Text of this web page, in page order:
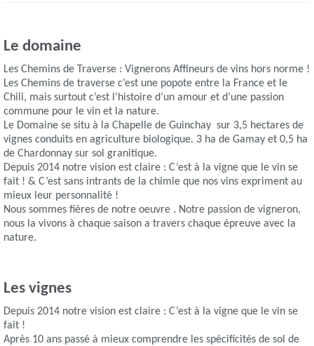
Le domaine
Les Chemins de Traverse : Vignerons Affineurs de vins hors norme !
Les Chemins de traverse c’est une popote entre la France et le
Chili, mais surtout c’est l’histoire d’un amour et d’une passion
commune pour le vin et la nature.
Le Domaine se situ à la Chapelle de Guinchay sur 3,5 hectares de
vignes conduits en agriculture biologique. 3 ha de Gamay et 0,5 ha
de Chardonnay sur sol granitique.
Depuis 2014 notre vision est claire : C’est à la vigne que le vin se
fait ! & C’est sans intrants de la chimie que nos vins expriment au
mieux leur personnalité !
Nous sommes fières de notre oeuvre . Notre passion de vigneron,
nous la vivons à chaque saison a travers chaque épreuve avec la
nature.
Les vignes
Depuis 2014 notre vision est claire : C’est à la vigne que le vin se
fait !
Après 10 ans passé à mieux comprendre les spécificités de sol de